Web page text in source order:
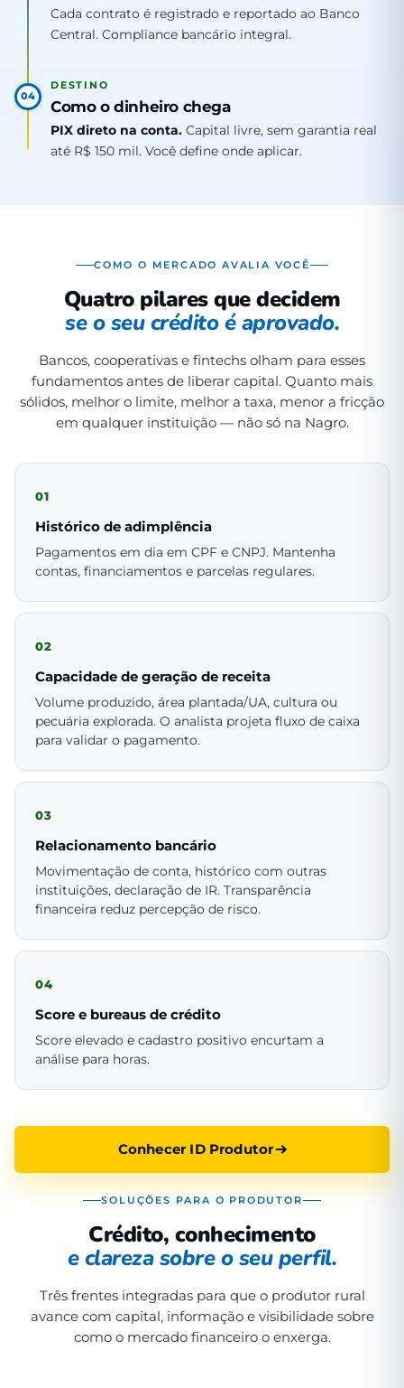
Cada contrato é registrado e reportado ao Banco
Central. Compliance bancário integral.
04
DESTINO
Como o dinheiro chega
PIX direto na conta. Capital livre, sem garantia real
até R$ 150 mil. Você define onde aplicar.
COMO O MERCADO AVALIA VOCÊ
Quatro pilares que decidem
se o seu crédito é aprovado.
Bancos, cooperativas e fintechs olham para esses
fundamentos antes de liberar capital. Quanto mais
sólidos, melhor o limite, melhor a taxa, menor a fricção
em qualquer instituição — não só na Nagro.
01
Histórico de adimplência
Pagamentos em dia em CPF e CNPJ. Mantenha
contas, financiamentos e parcelas regulares.
02
Capacidade de geração de receita
Volume produzido, área plantada/UA, cultura ou
pecuária explorada. O analista projeta fluxo de caixa
para validar o pagamento.
03
Relacionamento bancário
Movimentação de conta, histórico com outras
instituições, declaração de IR. Transparência
financeira reduz percepção de risco.
04
Score e bureaus de crédito
Score elevado e cadastro positivo encurtam a
análise para horas.
Conhecer ID Produtor
SOLUÇÕES PARA O PRODUTOR
Crédito, conhecimento
e clareza sobre o seu perfil.
Três frentes integradas para que o produtor rural
avance com capital, informação e visibilidade sobre
como o mercado financeiro o enxerga.